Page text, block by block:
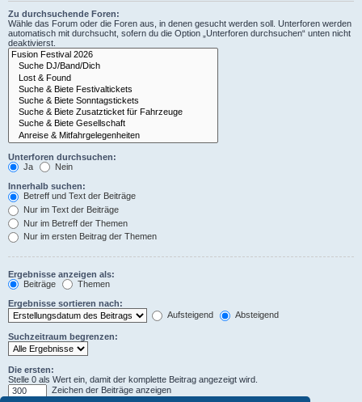
Zu durchsuchende Foren:
Wähle das Forum oder die Foren aus, in denen gesucht werden soll. Unterforen werden
automatisch mit durchsucht, sofern du die Option „Unterforen durchsuchen“ unten nicht
deaktivierst.
Unterforen durchsuchen:
Ja
Nein
Innerhalb suchen:
Betreff und Text der Beiträge
Nur im Text der Beiträge
Nur im Betreff der Themen
Nur im ersten Beitrag der Themen
Ergebnisse anzeigen als:
Beiträge
Themen
Ergebnisse sortieren nach:
Aufsteigend
Absteigend
Suchzeitraum begrenzen:
Die ersten:
Stelle 0 als Wert ein, damit der komplette Beitrag angezeigt wird.
Zeichen der Beiträge anzeigen